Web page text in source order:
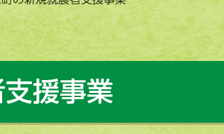
援事業